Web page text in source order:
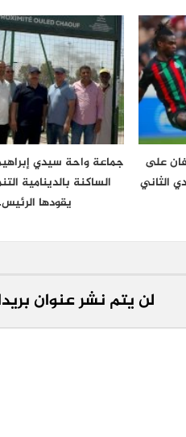
على
الثاني
جماعة واحة سيدي
الساكنة بالدينامية
يقودها
لن يتم نشر عنوان